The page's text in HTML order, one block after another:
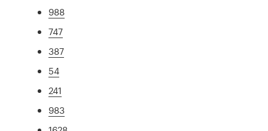
988
747
387
54
241
983